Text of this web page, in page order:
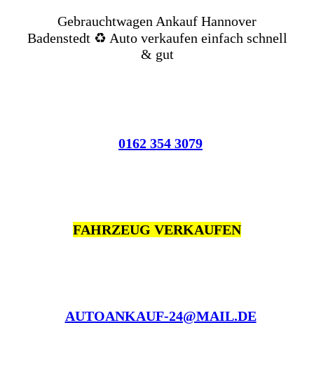
Gebrauchtwagen Ankauf Hannover
Badenstedt ♻️ Auto verkaufen einfach schnell
& gut
0162 354 3079
FAHRZEUG VERKAUFEN
AUTOANKAUF-24@MAIL.DE